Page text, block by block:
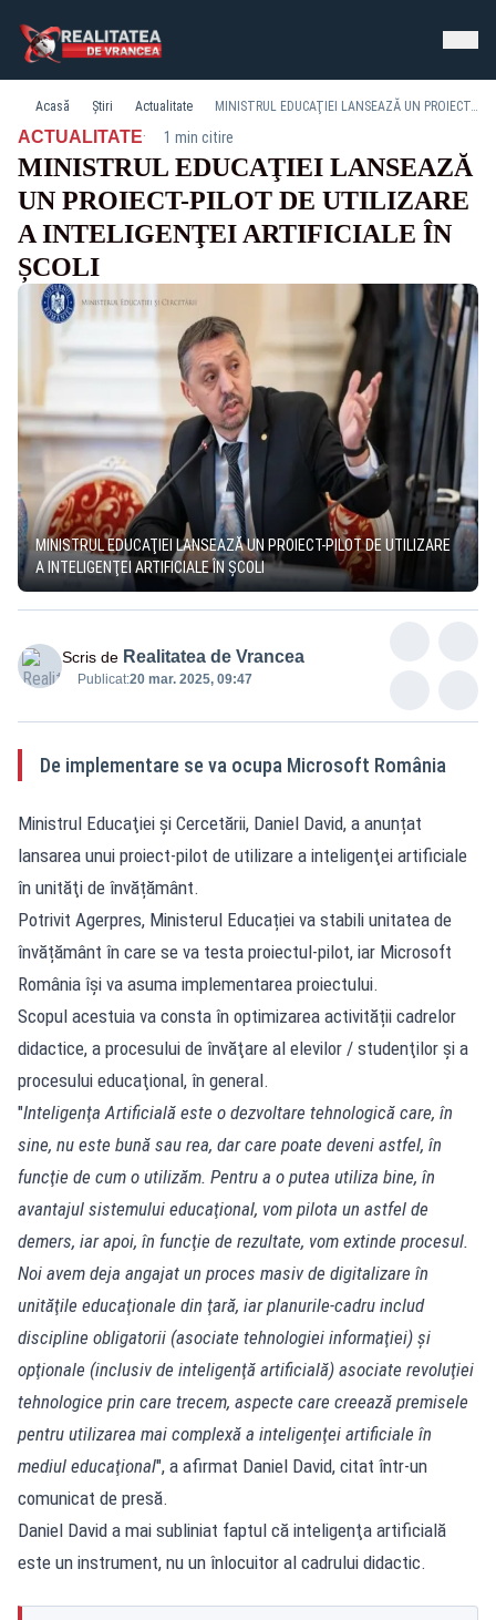
Acasă Știri Actualitate MINISTRUL EDUCAŢIEI LANSEAZĂ UN PROIECT-PILOT DE UTILIZARE A INTELIGENŢEI ARTIFICIALE ÎN ȘCOLI
ACTUALITATE· 1 min citire
MINISTRUL EDUCAŢIEI LANSEAZĂ
UN PROIECT-PILOT DE UTILIZARE
A INTELIGENŢEI ARTIFICIALE ÎN
ȘCOLI
MINISTRUL EDUCAŢIEI LANSEAZĂ UN PROIECT-PILOT DE UTILIZARE
A INTELIGENŢEI ARTIFICIALE ÎN ȘCOLI
Scris de Realitatea de Vrancea
Publicat:20 mar. 2025, 09:47
De implementare se va ocupa Microsoft România
Ministrul Educaţiei şi Cercetării, Daniel David, a anunțat
lansarea unui proiect-pilot de utilizare a inteligenţei artificiale
în unităţi de învățământ.
Potrivit Agerpres, Ministerul Educației va stabili unitatea de
învățământ în care se va testa proiectul-pilot, iar Microsoft
România îşi va asuma implementarea proiectului.
Scopul acestuia va consta în optimizarea activității cadrelor
didactice, a procesului de învăţare al elevilor / studenţilor şi a
procesului educaţional, în general.
"Inteligenţa Artificială este o dezvoltare tehnologică care, în
sine, nu este bună sau rea, dar care poate deveni astfel, în
funcţie de cum o utilizăm. Pentru a o putea utiliza bine, în
avantajul sistemului educaţional, vom pilota un astfel de
demers, iar apoi, în funcţie de rezultate, vom extinde procesul.
Noi avem deja angajat un proces masiv de digitalizare în
unităţile educaţionale din ţară, iar planurile-cadru includ
discipline obligatorii (asociate tehnologiei informaţiei) şi
opţionale (inclusiv de inteligenţă artificială) asociate revoluţiei
tehnologice prin care trecem, aspecte care creează premisele
pentru utilizarea mai complexă a inteligenţei artificiale în
mediul educaţional", a afirmat Daniel David, citat într-un
comunicat de presă.
Daniel David a mai subliniat faptul că inteligenţa artificială
este un instrument, nu un înlocuitor al cadrului didactic.